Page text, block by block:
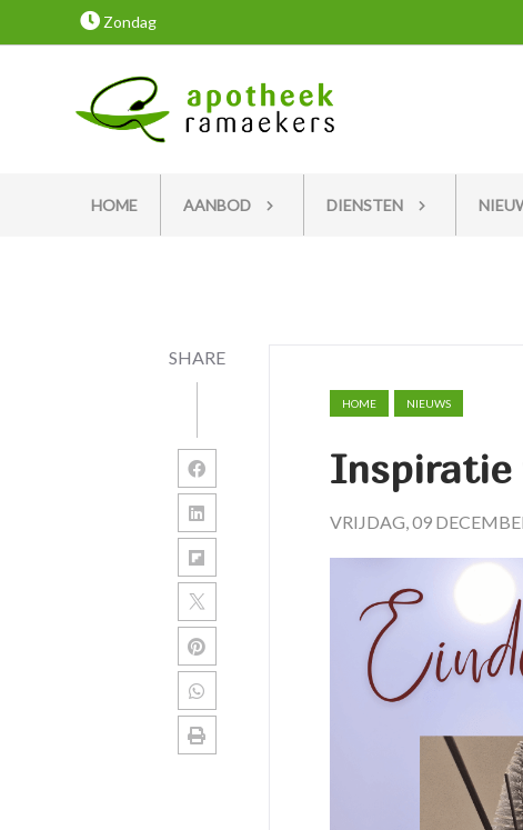
Zondag
HOME AANBOD DIENSTEN
SHARE
HOME NIEUWS
Inspiratie
VRIJDAG, 09